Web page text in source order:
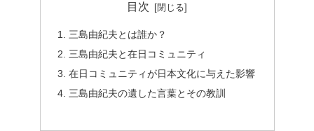
目次
三島由紀夫とは誰か？
三島由紀夫と在日コミュニティ
在日コミュニティが日本文化に与えた影響
三島由紀夫の遺した言葉とその教訓